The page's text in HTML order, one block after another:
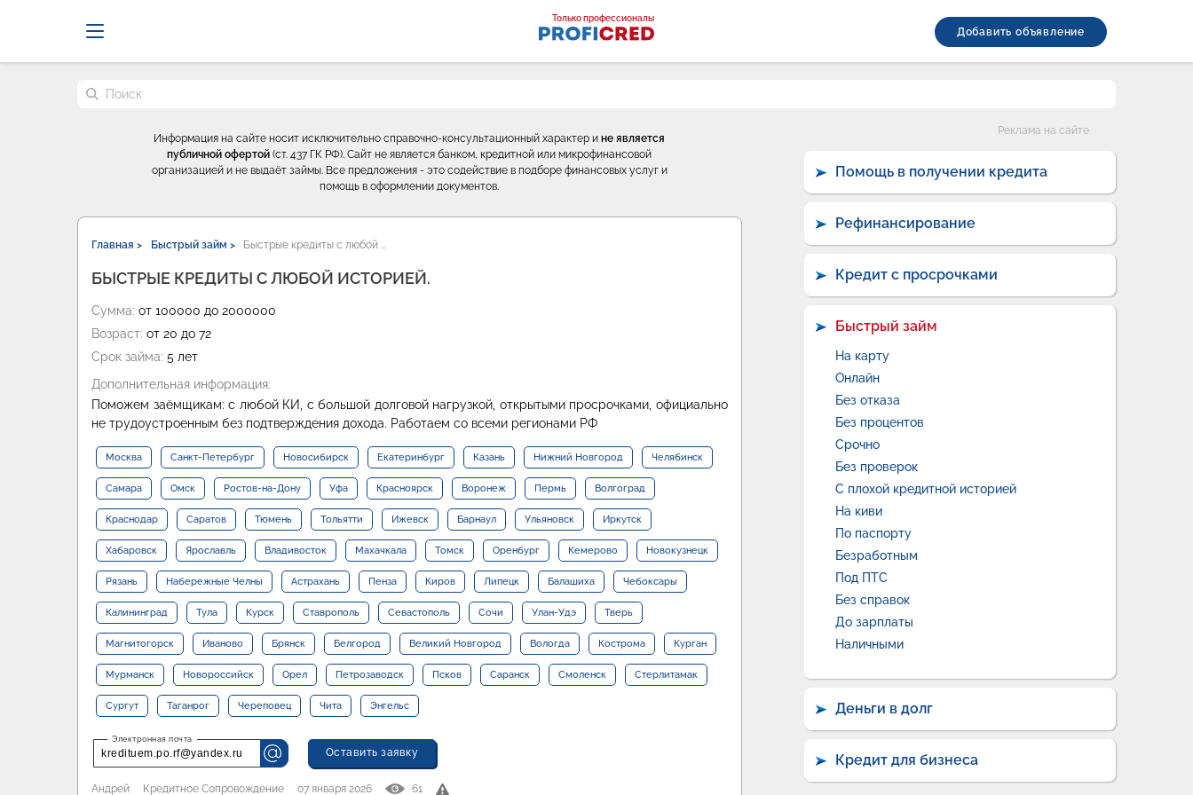
Только профессионалы
Добавить объявление
Поиск по сайту
Информация на сайте носит исключительно справочно-консультационный характер ине является
публичной офертой (ст. 437 ГК РФ). Сайт не является банком, кредитной или микрофинансовой
организацией и не выдаёт займы. Все предложения - это содействие в подборе финансовых услуг и
помощь в оформлении документов.
Главная > Быстрый займ > Быстрые кредиты с любой …
БЫСТРЫЕ КРЕДИТЫ С ЛЮБОЙ ИСТОРИЕЙ.
Сумма: от 100000 до 2000000
Возраст: от 20 до 72
Срок займа: 5 лет
Дополнительная информация:
Поможем заёмщикам: с любой КИ, с большой долговой нагрузкой, открытыми просрочками, официально
не трудоустроенным без подтверждения дохода. Работаем со всеми регионами РФ
Москва Санкт-Петербург Новосибирск Екатеринбург Казань Нижний Новгород Челябинск
Самара Омск Ростов-на-Дону Уфа Красноярск Воронеж Пермь Волгоград
Краснодар Саратов Тюмень Тольятти Ижевск Барнаул Ульяновск Иркутск
Хабаровск Ярославль Владивосток Махачкала Томск Оренбург Кемерово Новокузнецк
Рязань Набережные Челны Астрахань Пенза Киров Липецк Балашиха Чебоксары
Калининград Тула Курск Ставрополь Севастополь Сочи Улан-Удэ Тверь
Магнитогорск Иваново Брянск Белгород Великий Новгород Вологда Кострома Курган
Мурманск Новороссийск Орел Петрозаводск Псков Саранск Смоленск Стерлитамак
Сургут Таганрог Череповец Чита Энгельс
kredituem.po.rf@yandex.ru Оставить заявку
Андрей Кредитное Сопровождение 07 января 2026 61
Реклама на сайте
Помощь в получении кредита
Рефинансирование
Кредит с просрочками
Быстрый займ
На карту
Онлайн
Без отказа
Без процентов
Срочно
Без проверок
С плохой кредитной историей
На киви
По паспорту
Безработным
Под ПТС
Без справок
До зарплаты
Наличными
Деньги в долг
Кредит для бизнеса